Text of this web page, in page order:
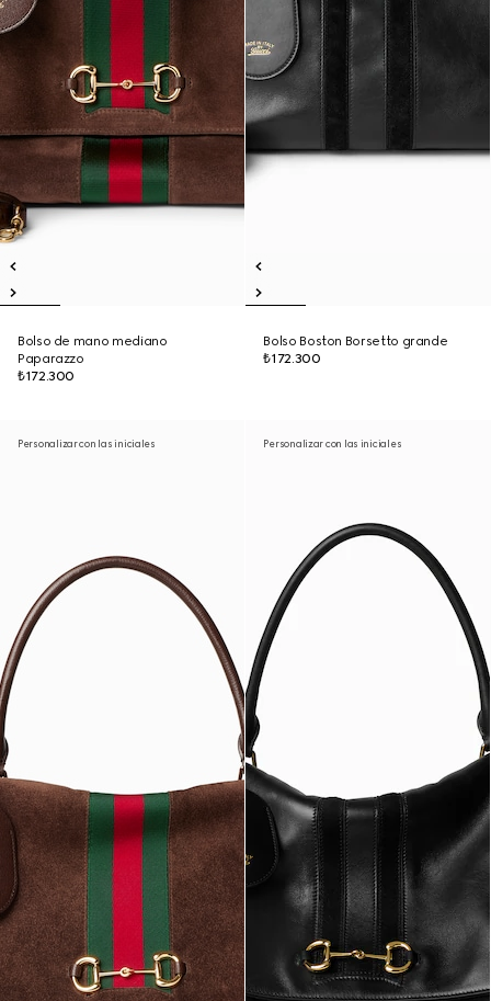
Bolso de mano mediano
Paparazzo
₺172.300
Bolso Boston Borsetto grande
₺172.300
Personalizar con las iniciales Personalizar con las iniciales